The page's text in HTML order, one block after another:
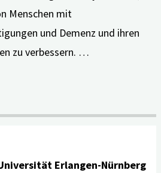
Menschen mit
und Demenz und ihren
zu verbessern. …
Erlangen-Nürnberg